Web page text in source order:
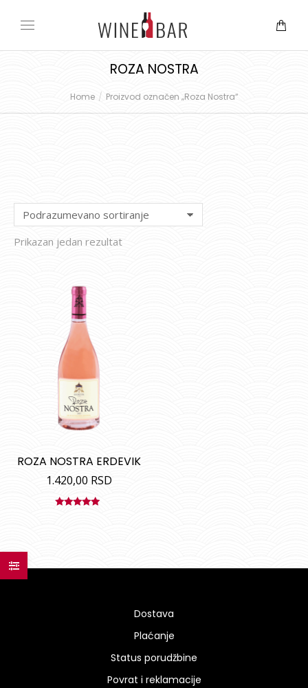
ROZA NOSTRA
You are here:Home Proizvod označen „Roza Nostra“
Prikazan jedan rezultat
ROZA NOSTRA ERDEVIK
1.420,00 RSD
Dostava
Plaćanje
Status porudžbine
Povrat i reklamacije